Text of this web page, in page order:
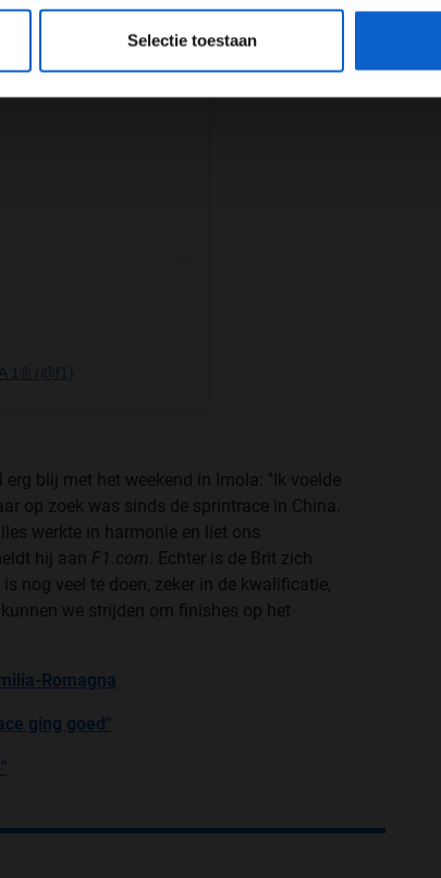
Selectie toestaan
1® (@f1)
blij met het weekend in Imola: ''Ik voelde
op zoek was sinds de sprintrace in China.
werkte in harmonie en liet ons
hij aan F1.com
. Echter is de Brit zich
nog veel te doen, zeker in de kwalificatie,
we strijden om finishes op het
Romagna
ging goed"
voor meer informatie over gegevensgebruik en -